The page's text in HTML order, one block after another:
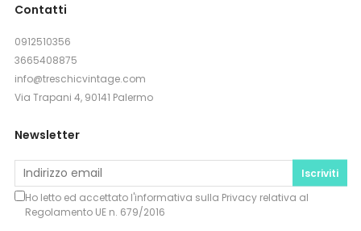
Contatti
0912510356
3665408875
info@treschicvintage.com
Via Trapani 4, 90141 Palermo
Newsletter
Iscriviti
Ho letto ed accettato l'informativa sulla Privacyrelativa al
Regolamento UE n. 679/2016